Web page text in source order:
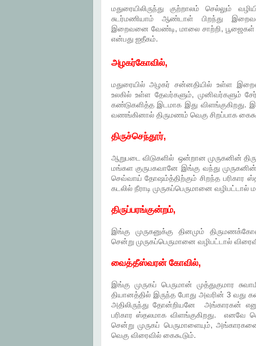
மதுரையிலிருந்து குற்றாலம் செல்லும்
சுடர்மணியாம் ஆண்டாள் பிறந்து
இறைவனை வேண்டி, மாலை சாற்றி, பூஜைகள்
என்பது ஐதீகம்.
அழகர்கோவில்,
மதுரையில் அழகர் சன்னதியில் உள்ள
உலகில் உள்ள தேவர்களும், முனிவர்களும்
கண்டுகளித்த இடமாக இது
வணங்கினால் திருமணம் வெகு சிறப்பாக
திருச்செந்தூர்,
ஆறுபடை விடுகளில் ஒன்றான முருகனின்
மங்கள குருபகவானே இங்கு வந்து
செவ்வாய் தோஷம்த்திற்கும் சிறந்த பரிகார
கடலில் நீராடி முருகப்பெருமானை
திருப்பரங்குன்றம்,
இங்கு முருகனுக்கு தினமும்
சென்று முருகப்பெருமானை வழிபட்டால்
வைத்தீஸ்வரன் கோவில்,
இங்கு முருகப் பெருமான் முத்துகுமார
தியானத்தில் இருந்த போது அவரின் 3 வது
அதிலிருந்து தோன்றியனே அங்காரகன்
பரிகார ஸ்தலமாக விளங்குகிறது. எனவே
சென்று முருகப் பெருமாளையும்,
வெகு விரைவில் கைகூடும்.